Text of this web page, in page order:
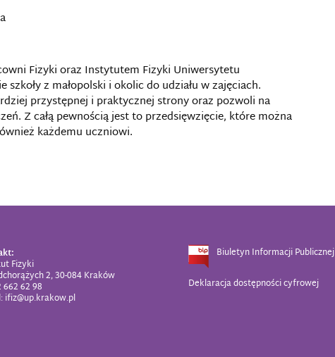
Fizyki oraz Instytutem Fizyki Uniwersytetu
z małopolski i okolic do udziału w zajęciach.
przystępnej i praktycznej strony oraz pozwoli na
Z całą pewnością jest to przedsięwzięcie, które można
każdemu uczniowi.
Fizyki
2, 30-084 Kraków
662 62 98
ifiz@up.krakow.pl
Biuletyn Informacji Publicznej
Deklaracja dostępności cyfrowej